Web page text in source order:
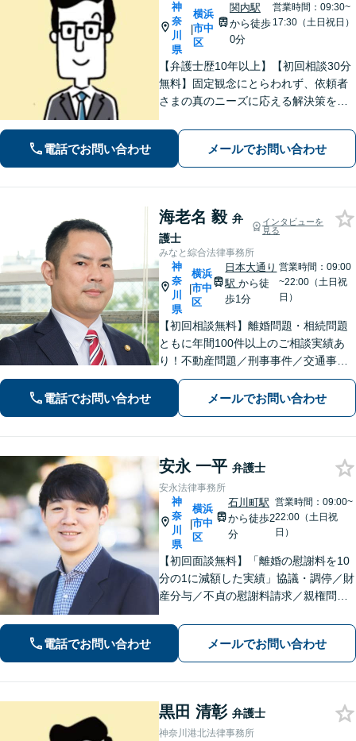
神
奈
川
県
|
横浜
市中
区
関内駅
から徒歩
0分
営業時間：09:30~
17:30（土日祝日）
【弁護士歴10年以上】【初回相談30分
無料】固定観念にとらわれず、依頼者
さまの真のニーズに応える解決策を導
士業との連携で不動産トラブルや相続
問題にワンストップの対応も可能【WE
B面談対応】【関内駅3分】
電話でお問い合わせ メールでお問い合わせ
海老名 毅 弁
護士
インタビューを
見る
みなと綜合法律事務所
神
奈
川
県
|
横浜
市中
区
日本大通り
駅から徒
歩1分
営業時間：09:00
~22:00（土日祝
日）
【初回相談無料】離婚問題・相続問題
ともに年間100件以上のご相談実績あ
り！不動産問題／刑事事件／交通事故
／借金問題／労働問題／債権回収にも
注力。これまで培ったノウハウを最大
限に活かし、最善の解決へ尽力します
電話でお問い合わせ メールでお問い合わせ
安永 一平 弁護士
安永法律事務所
神
奈
川
県
|
横浜
市中
区
石川町駅
から徒歩2
分
営業時間：09:00~
22:00（土日祝
日）
【初回面談無料】「離婚の慰謝料を10
分の1に減額した実績」協議・調停／財
産分与／不貞の慰謝料請求／親権問題
ーの顧問経験豊富」土地・建物の明渡
しや賃料回収など幅広くサポート【夜
間・休日面談可】【電話相談対応】
電話でお問い合わせ メールでお問い合わせ
黒田 清彰 弁護士
神奈川港北法律事務所